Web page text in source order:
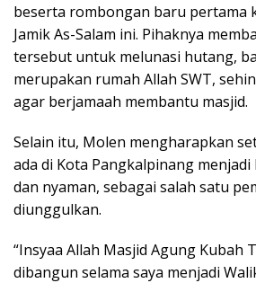
beserta rombongan baru pertama
Jamik As-Salam ini. Pihaknya
tersebut untuk melunasi hutang,
merupakan rumah Allah SWT,
agar berjamaah membantu masjid.
Selain itu, Molen mengharapkan
ada di Kota Pangkalpinang
dan nyaman, sebagai salah satu
diunggulkan.
“Insyaa Allah Masjid Agung Kubah
dibangun selama saya menjadi